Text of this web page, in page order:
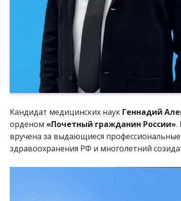
Кандидат медицинских наук Геннадий
орденом «Почетный гражданин России».
вручена за выдающиеся
здравоохранения РФ и многолетний